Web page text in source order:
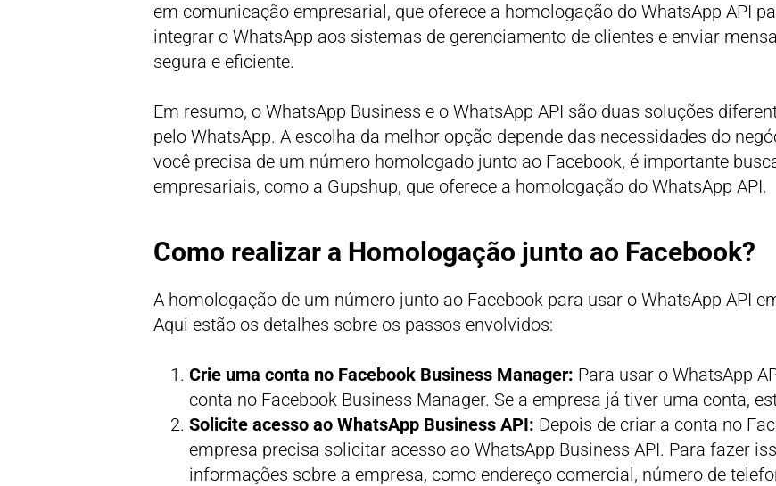
em comunicação empresarial, que oferece a homologação do WhatsApp API
integrar o WhatsApp aos sistemas de gerenciamento de clientes e enviar
segura e eficiente.
Em resumo, o WhatsApp Business e o WhatsApp API são duas soluções
pelo WhatsApp. A escolha da melhor opção depende das necessidades do
você precisa de um número homologado junto ao Facebook, é importante
empresariais, como a Gupshup, que oferece a homologação do WhatsApp API.
Como realizar a Homologação junto ao Facebook?
A homologação de um número junto ao Facebook para usar o WhatsApp API
Aqui estão os detalhes sobre os passos envolvidos:
Crie uma conta no Facebook Business Manager: Para usar o WhatsApp
conta no Facebook Business Manager. Se a empresa já tiver uma conta,
Solicite acesso ao WhatsApp Business API: Depois de criar a conta no
empresa precisa solicitar acesso ao WhatsApp Business API. Para fazer
informações sobre a empresa, como endereço comercial, número de